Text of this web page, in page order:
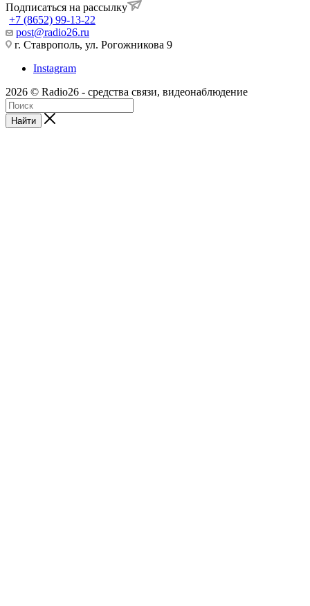
Подписаться на рассылку
+7 (8652) 99-13-22
post@radio26.ru
г. Ставрополь, ул. Рогожникова 9
Instagram
2026 © Radio26 - средства связи, видеонаблюдение
Найти